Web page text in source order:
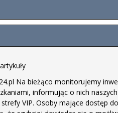
Na bieżąco monitorujemy
informując o nich naszych
VIP. Osoby mające dostęp do